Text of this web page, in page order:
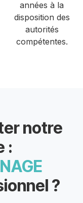
années à la
disposition des
autorités
compétentes.
notre
:
?